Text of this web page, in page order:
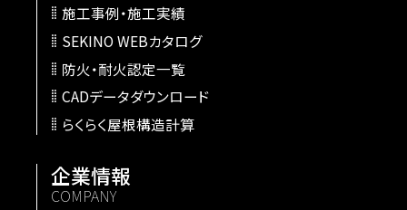
施工事例・施工実績
SEKINO WEBカタログ
防火・耐火認定一覧
CADデータダウンロード
らくらく屋根構造計算
企業情報
COMPANY